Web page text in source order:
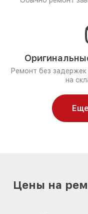
Ремонт без
на
Цены на